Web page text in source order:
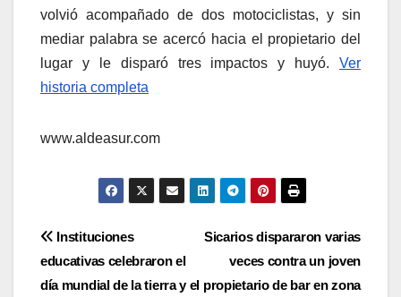
volvió acompañado de dos motociclistas, y sin
mediar palabra se acercó hacia el propietario del
lugar y le disparó tres impactos y huyó. Ver
historia completa
www.aldeasur.com
Navegación
de
Sicarios dispararon varias
veces contra un joven
propietario de bar en zona
Instituciones
educativas celebraron el
día mundial de la tierra y el